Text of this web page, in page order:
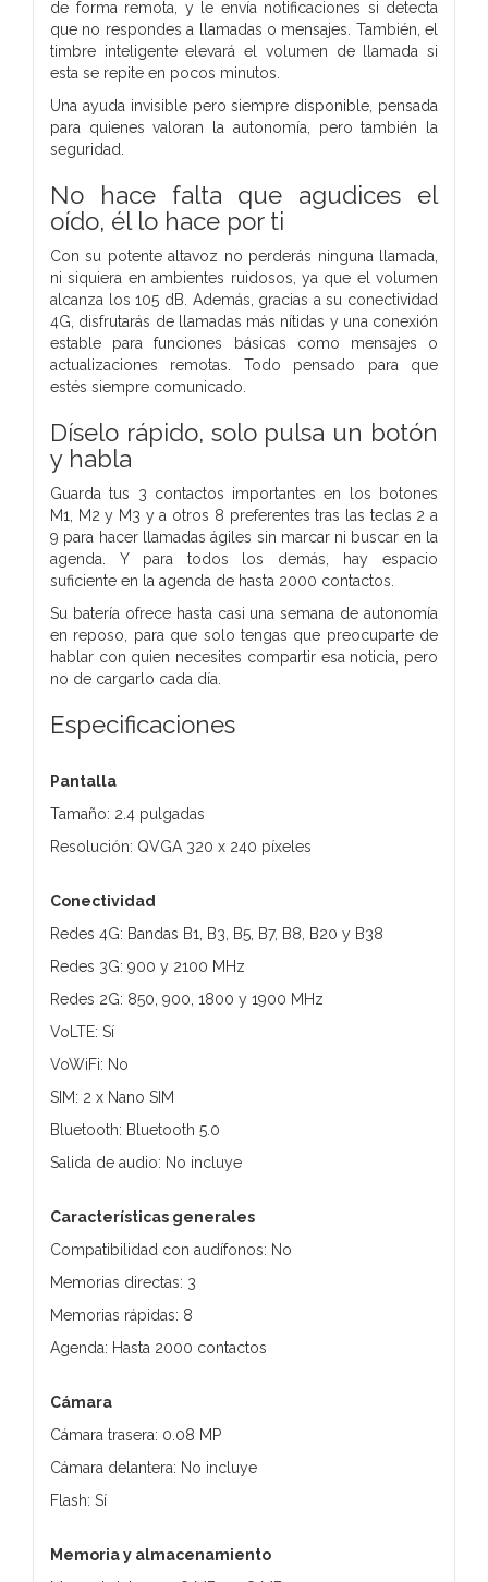
de forma remota, y le envía notificaciones si detecta
que no respondes a llamadas o mensajes. También, el
timbre inteligente elevará el volumen de llamada si
esta se repite en pocos minutos.
Una ayuda invisible pero siempre disponible, pensada
para quienes valoran la autonomía, pero también la
seguridad.
No hace falta que agudices el
oído, él lo hace por ti
Con su potente altavoz no perderás ninguna llamada,
ni siquiera en ambientes ruidosos, ya que el volumen
alcanza los 105 dB. Además, gracias a su conectividad
4G, disfrutarás de llamadas más nítidas y una conexión
estable para funciones básicas como mensajes o
actualizaciones remotas. Todo pensado para que
estés siempre comunicado.
Díselo rápido, solo pulsa un botón
y habla
Guarda tus 3 contactos importantes en los botones
M1, M2 y M3 y a otros 8 preferentes tras las teclas 2 a
9 para hacer llamadas ágiles sin marcar ni buscar en la
agenda. Y para todos los demás, hay espacio
suficiente en la agenda de hasta 2000 contactos.
Su batería ofrece hasta casi una semana de autonomía
en reposo, para que solo tengas que preocuparte de
hablar con quien necesites compartir esa noticia, pero
no de cargarlo cada día.
Especificaciones
Pantalla
Tamaño: 2.4 pulgadas
Resolución: QVGA 320 x 240 píxeles
Conectividad
Redes 4G: Bandas B1, B3, B5, B7, B8, B20 y B38
Redes 3G: 900 y 2100 MHz
Redes 2G: 850, 900, 1800 y 1900 MHz
VoLTE: Sí
VoWiFi: No
SIM: 2 x Nano SIM
Bluetooth: Bluetooth 5.0
Salida de audio: No incluye
Características generales
Compatibilidad con audífonos: No
Memorias directas: 3
Memorias rápidas: 8
Agenda: Hasta 2000 contactos
Cámara
Cámara trasera: 0.08 MP
Cámara delantera: No incluye
Flash: Sí
Memoria y almacenamiento